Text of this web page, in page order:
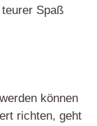
Spaß
können
richten, geht